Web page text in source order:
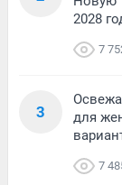
2028
7
3
для
7